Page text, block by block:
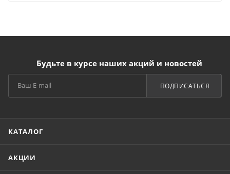
Будьте в курсе наших акций и новостей
ПОДПИСАТЬСЯ
КАТАЛОГ
АКЦИИ